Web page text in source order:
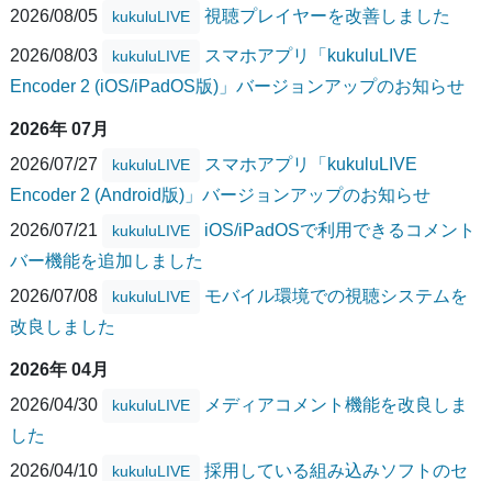
2026/08/05
kukuluLIVE 視聴プレイヤーを改善しました
2026/08/03 kukuluLIVE
スマホアプリ「kukuluLIVE
Encoder 2 (iOS/iPadOS版)」バージョンアップのお知らせ
2026年 07月
2026/07/27
kukuluLIVE
スマホアプリ「kukuluLIVE
Encoder 2 (Android版)」バージョンアップのお知らせ
2026/07/21
kukuluLIVE
iOS/iPadOSで利用できるコメント
バー機能を追加しました
2026/07/08
kukuluLIVE
モバイル環境での視聴システムを
改良しました
2026年 04月
2026/04/30
kukuluLIVE
メディアコメント機能を改良しま
した
2026/04/10
kukuluLIVE
採用している組み込みソフトのセ